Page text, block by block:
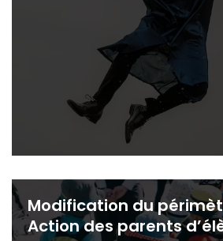
Modification du
Action des parents